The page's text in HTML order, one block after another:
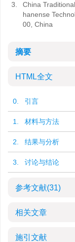
3.
China
hanense
00, China
摘要
HTML全文
0. 引言
1. 材料与方法
2. 结果与分析
3. 讨论与结论
参考文献(31)
相关文章
施引文献